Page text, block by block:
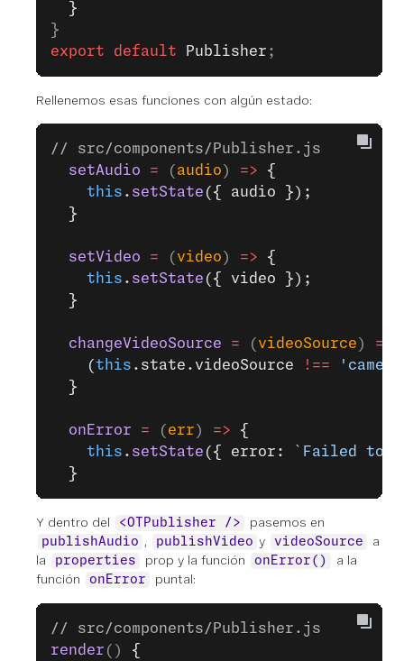
  }
}
export default Publisher ;
Rellenemos esas funciones con algún estado:
// src/components/Publisher.js
  setAudio
= ( audio ) => {
    this
. setState ({ audio });
  }
  setVideo
= ( video ) => {
    this
. setState ({ video });
  }
  changeVideoSource
= ( videoSource ) =>
    (
this .state.videoSource !==
  }
  onError
= ( err ) => {
    this
. setState ({ error:
`Failed to
  }
Y dentro del <OTPublisher /> pasemos en
publishAudio , publishVideo y videoSource
a
la
properties prop y la función onError()
a la
función
onError puntal:
// src/components/Publisher.js
render () {